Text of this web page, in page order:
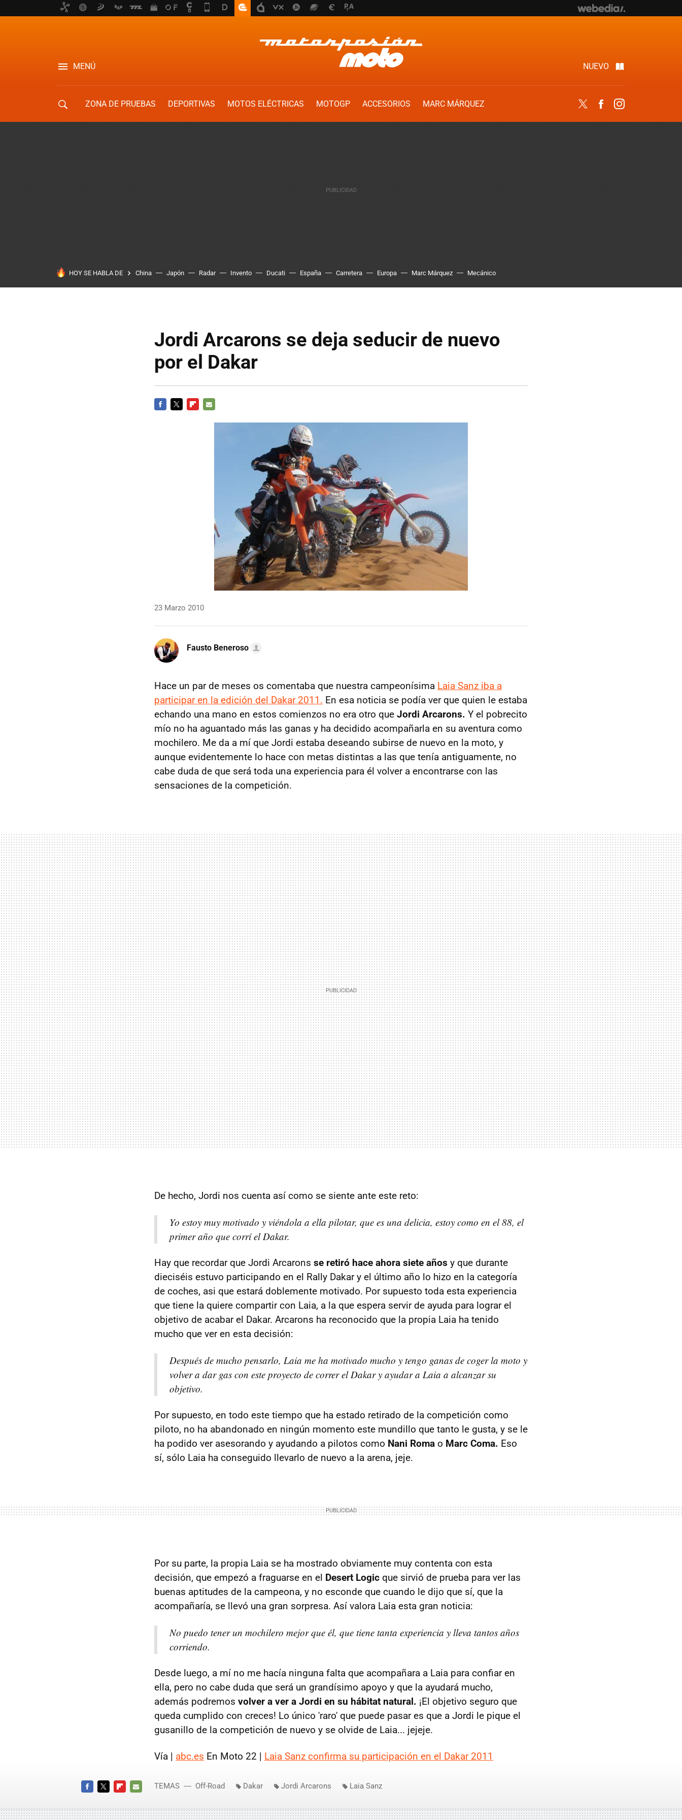
MENÚ NUEVO
ZONA DE PRUEBAS DEPORTIVAS MOTOS ELÉCTRICAS MOTOGP ACCESORIOS
MARC MÁRQUEZ
Twitter Facebook
HOY SE HABLA DE China Japón Radar Invento Ducati España Carretera Europa Marc Márquez Mecánico
Jordi Arcarons se deja seducir de nuevo
por el Dakar
23 Marzo 2010
Fausto Beneroso
Hace un par de meses os comentaba que nuestra campeonísima Laia Sanz iba a
participar en la edición del Dakar 2011. En esa noticia se podía ver que quien le estaba
echando una mano en estos comienzos no era otro que Jordi Arcarons. Y el pobrecito
mío no ha aguantado más las ganas y ha decidido acompañarla en su aventura como
mochilero. Me da a mí que Jordi estaba deseando subirse de nuevo en la moto, y
aunque evidentemente lo hace con metas distintas a las que tenía antiguamente, no
cabe duda de que será toda una experiencia para él volver a encontrarse con las
sensaciones de la competición.
De hecho, Jordi nos cuenta así como se siente ante este reto:
Yo estoy muy motivado y viéndola a ella pilotar, que es una delicia, estoy como en el 88, el
primer año que corrí el Dakar.
Hay que recordar que Jordi Arcarons se retiró hace ahora siete años y que durante
dieciséis estuvo participando en el Rally Dakar y el último año lo hizo en la categoría
de coches, asi que estará doblemente motivado. Por supuesto toda esta experiencia
que tiene la quiere compartir con Laia, a la que espera servir de ayuda para lograr el
objetivo de acabar el Dakar. Arcarons ha reconocido que la propia Laia ha tenido
mucho que ver en esta decisión:
Después de mucho pensarlo, Laia me ha motivado mucho y tengo ganas de coger la moto y
volver a dar gas con este proyecto de correr el Dakar y ayudar a Laia a alcanzar su
objetivo.
Por supuesto, en todo este tiempo que ha estado retirado de la competición como
piloto, no ha abandonado en ningún momento este mundillo que tanto le gusta, y se le
ha podido ver asesorando y ayudando a pilotos como Nani Roma o Marc Coma. Eso
sí, sólo Laia ha conseguido llevarlo de nuevo a la arena, jeje.
Por su parte, la propia Laia se ha mostrado obviamente muy contenta con esta
decisión, que empezó a fraguarse en el Desert Logic que sirvió de prueba para ver las
buenas aptitudes de la campeona, y no esconde que cuando le dijo que sí, que la
acompañaría, se llevó una gran sorpresa. Así valora Laia esta gran noticia:
No puedo tener un mochilero mejor que él, que tiene tanta experiencia y lleva tantos años
corriendo.
Desde luego, a mí no me hacía ninguna falta que acompañara a Laia para confiar en
ella, pero no cabe duda que será un grandísimo apoyo y que la ayudará mucho,
además podremos volver a ver a Jordi en su hábitat natural. ¡El objetivo seguro que
queda cumplido con creces! Lo único 'raro' que puede pasar es que a Jordi le pique el
gusanillo de la competición de nuevo y se olvide de Laia... jejeje.
Vía | abc.es En Moto 22 | Laia Sanz confirma su participación en el Dakar 2011
MAIL
TEMAS Off-Road Dakar Jordi Arcarons Laia Sanz